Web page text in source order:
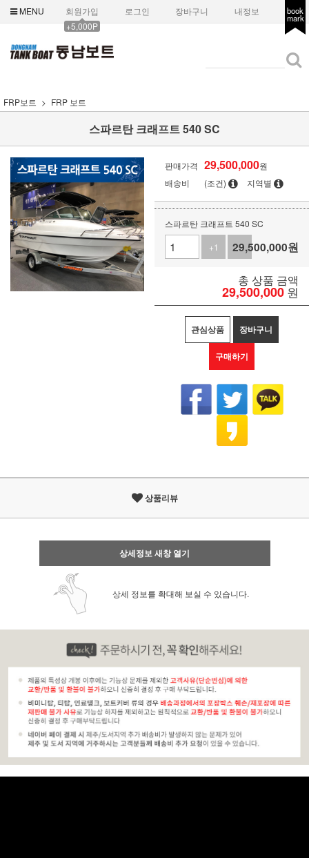
MENU
회원가입
+5,000P
로그인 장바구니 내정보 book
mark
FRP보트 FRP 보트
스파르탄 크래프트 540 SC
판매가격 29,500,000원
배송비
(조건) 지역별
스파르탄 크래프트 540 SC
+1
-1
29,500,000원
총 상품 금액
29,500,000 원
관심상품 장바구니
구매하기
상품리뷰
상세정보 새창 열기
상세 정보를 확대해 보실 수 있습니다.